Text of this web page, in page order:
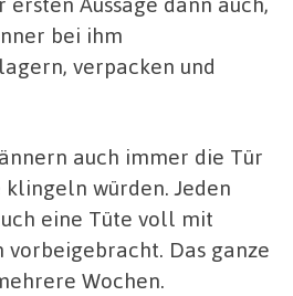
bei ihm
verpacken und
auch immer die Tür
würden. Jeden
eine Tüte voll mit
Das ganze
Wochen.